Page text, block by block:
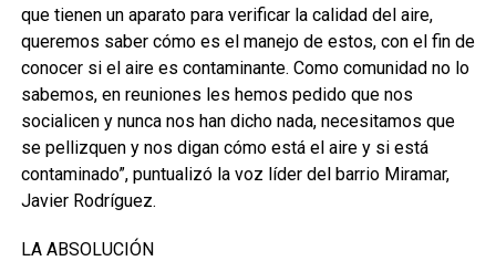
que tienen un aparato para verificar la calidad del aire,
queremos saber cómo es el manejo de estos, con el fin de
conocer si el aire es contaminante. Como comunidad no lo
sabemos, en reuniones les hemos pedido que nos
socialicen y nunca nos han dicho nada, necesitamos que
se pellizquen y nos digan cómo está el aire y si está
contaminado”, puntualizó la voz líder del barrio Miramar,
Javier Rodríguez.
LA ABSOLUCIÓN